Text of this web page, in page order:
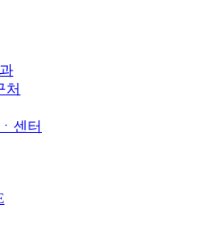
처
센터